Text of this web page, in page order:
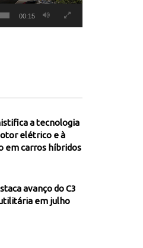
00:15
a tecnologia
elétrico e à
em carros híbridos
avanço do C3
em julho